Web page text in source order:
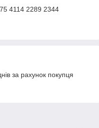
4114 2289 2344
за рахунок покупця